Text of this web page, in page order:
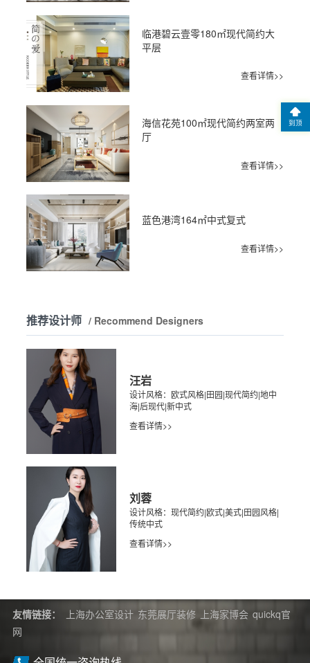
临港碧云壹零180㎡现代简约大
平层
查看详情>>
海信花苑100㎡现代简约两室两
厅
查看详情>>
蓝色港湾164㎡中式复式
查看详情>>
推荐设计师 / Recommend Designers
汪岩
设计风格：欧式风格|田园|现代简约|地中
海|后现代|新中式
查看详情>>
刘蓉
设计风格：现代简约|欧式|美式|田园风格|
传统中式
查看详情>>
友情链接： 上海办公室设计 东莞展厅装修 上海家博会 quickq官
网
到顶